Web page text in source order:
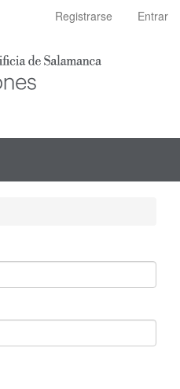
Registrarse Entrar